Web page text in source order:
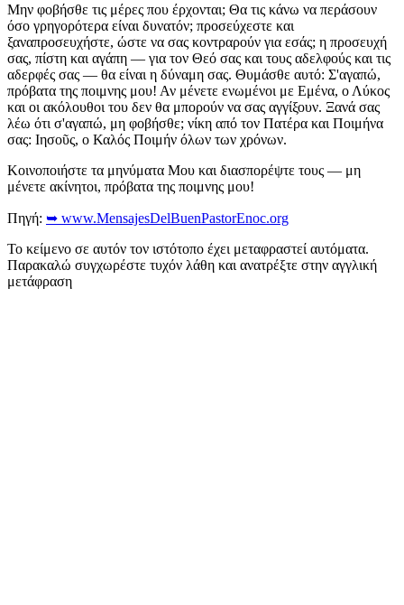
Μην φοβήσθε τις μέρες που έρχονται; Θα τις κάνω να περάσουν
όσο γρηγορότερα είναι δυνατόν; προσεύχεστε και
ξαναπροσευχήστε, ώστε να σας κοντραρούν για εσάς; η προσευχή
σας, πίστη και αγάπη — για τον Θεό σας και τους αδελφούς και τις
αδερφές σας — θα είναι η δύναμη σας. Θυμάσθε αυτό: Σ'αγαπώ,
πρόβατα της ποιμνης μου! Αν μένετε ενωμένοι με Εμένα, ο Λύκος
και οι ακόλουθοι του δεν θα μπορούν να σας αγγίξουν. Ξανά σας
λέω ότι σ'αγαπώ, μη φοβήσθε; νίκη από τον Πατέρα και Ποιμήνα
σας: Ιησοῦς, ο Καλός Ποιμήν όλων των χρόνων.
Κοινοποιήστε τα μηνύματα Μου και διασπορέψτε τους — μη
μένετε ακίνητοι, πρόβατα της ποιμνης μου!
Πηγή: ➥ www.MensajesDelBuenPastorEnoc.org
Το κείμενο σε αυτόν τον ιστότοπο έχει μεταφραστεί αυτόματα.
Παρακαλώ συγχωρέστε τυχόν λάθη και ανατρέξτε στην αγγλική
μετάφραση